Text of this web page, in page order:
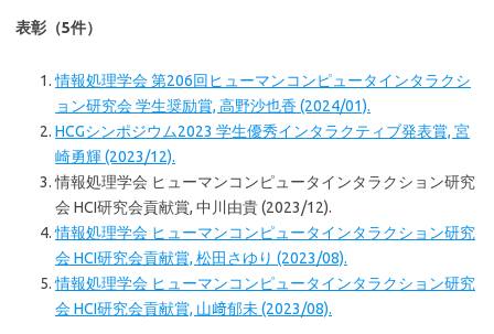
表彰（5件）
情報処理学会 第206回ヒューマンコンピュータインタラクシ
ョン研究会 学生奨励賞, 高野沙也香 (2024/01).
HCGシンポジウム2023 学生優秀インタラクティブ発表賞, 宮
崎勇輝 (2023/12).
情報処理学会 ヒューマンコンピュータインタラクション研究
会 HCI研究会貢献賞, 中川由貴 (2023/12).
情報処理学会 ヒューマンコンピュータインタラクション研究
会 HCI研究会貢献賞, 松田さゆり (2023/08).
情報処理学会 ヒューマンコンピュータインタラクション研究
会 HCI研究会貢献賞, 山﨑郁未 (2023/08).